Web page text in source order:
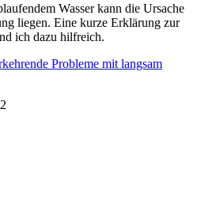
Wasser kann die Ursache
liegen. Eine kurze Erklärung zur
ich dazu hilfreich.
Probleme mit langsam